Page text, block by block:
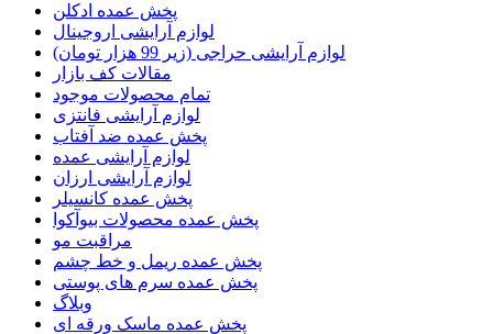
پخش عمده ادکلن
لوازم آرایشی اروجینال
لوازم آرایشی حراجی (زیر 99 هزار تومان)
مقالات کف بازار
تمام محصولات موجود
لوازم آرایشی فانتزی
پخش عمده ضد آفتاب
لوازم آرایشی عمده
لوازم آرایشی ارزان
پخش عمده کانسیلر
پخش عمده محصولات بیوآکوا
مراقبت مو
پخش عمده ریمل و خط چشم
پخش عمده سرم های پوستی
وبلاگ
پخش عمده ماسک ورقه ای